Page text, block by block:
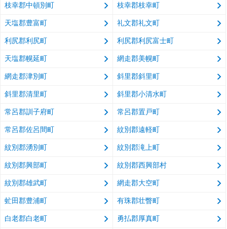
枝幸郡中頓別町 枝幸郡枝幸町
天塩郡豊富町 礼文郡礼文町
利尻郡利尻町 利尻郡利尻富士町
天塩郡幌延町 網走郡美幌町
網走郡津別町 斜里郡斜里町
斜里郡清里町 斜里郡小清水町
常呂郡訓子府町 常呂郡置戸町
常呂郡佐呂間町 紋別郡遠軽町
紋別郡湧別町 紋別郡滝上町
紋別郡興部町 紋別郡西興部村
紋別郡雄武町 網走郡大空町
虻田郡豊浦町 有珠郡壮瞥町
白老郡白老町 勇払郡厚真町